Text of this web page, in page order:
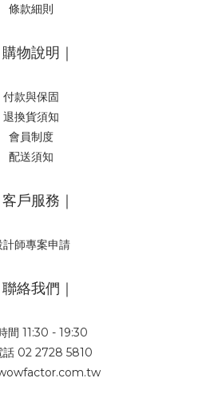
條款細則
購物說明｜
付款與保固
退換貨須知
會員制度
配送須知
客戶服務｜
計師專案申請
聯絡我們｜
間 11:30 - 19:30
話 02 2728 5810